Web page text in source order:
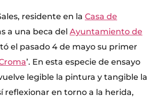
residente en la Casa de
a una beca del Ayuntamiento de
el pasado 4 de mayo su primer
’. En esta especie de ensayo
legible la pintura y tangible la
reflexionar en torno a la herida,